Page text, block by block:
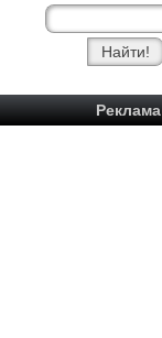
Реклама